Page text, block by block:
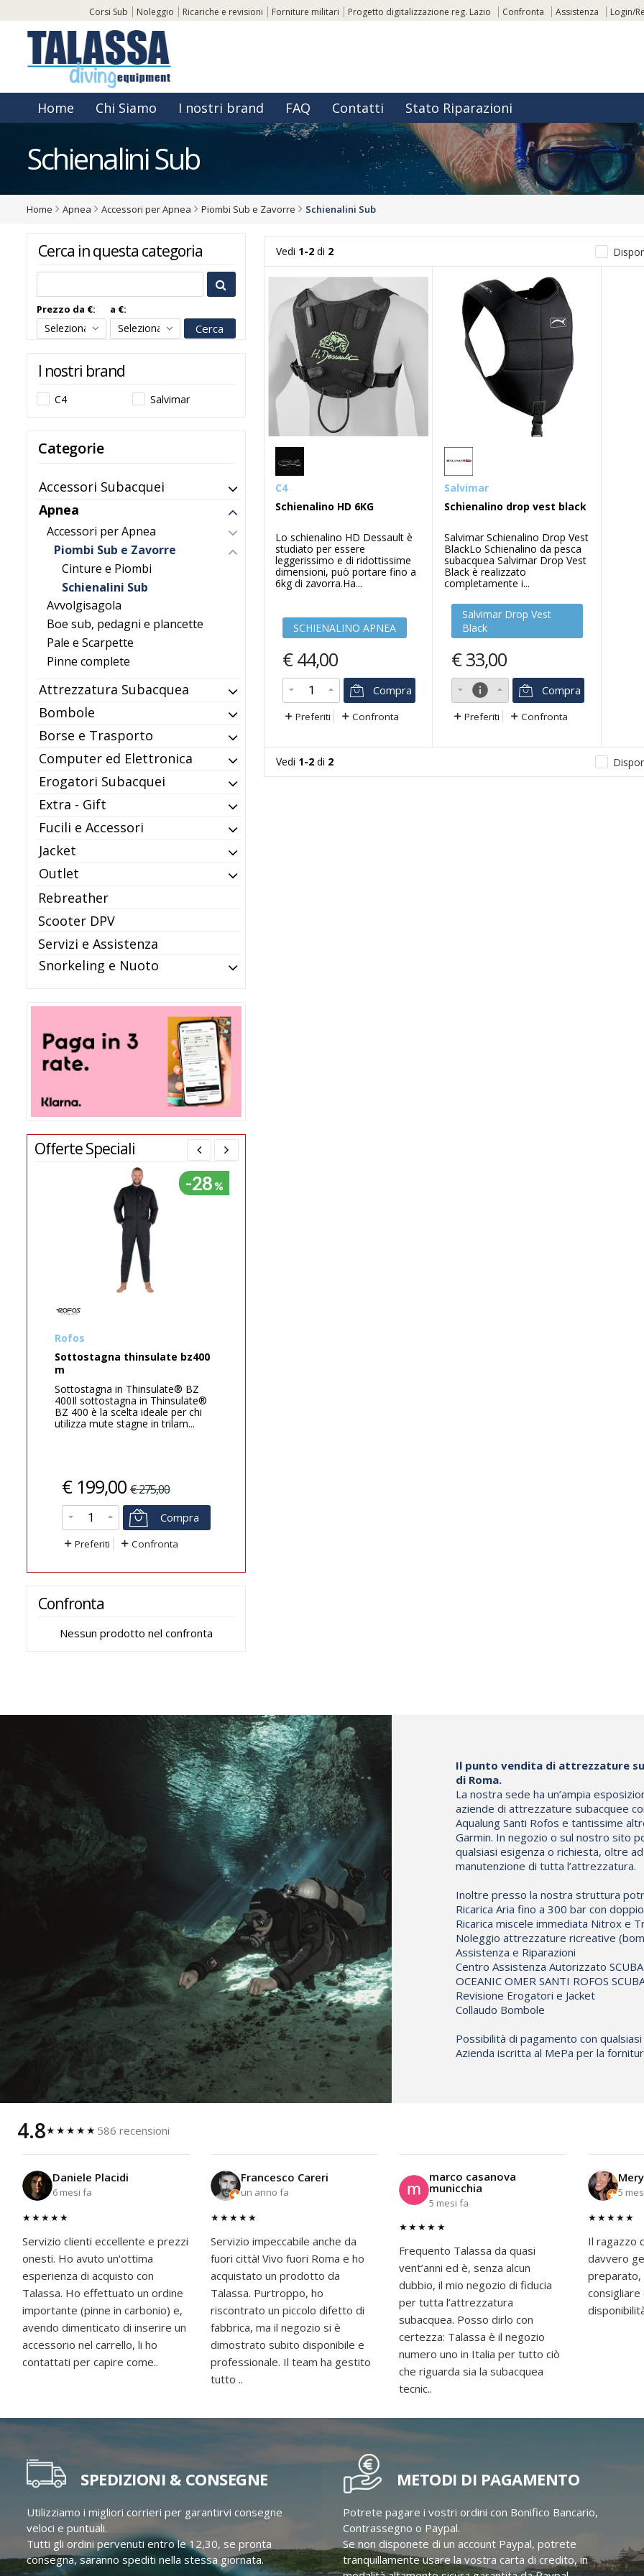
Corsi Sub Noleggio Ricariche e revisioni Forniture militari Progetto digitalizzazione reg. Lazio Confronta Assistenza
Login/
Home Chi Siamo I nostri brand FAQ Contatti Stato Riparazioni
Schienalini Sub
Home Apnea Accessori per Apnea Piombi Sub e Zavorre Schienalini Sub
Vedi 1-2 di 2
C4
Schienalino HD 6KG
Lo schienalino HD Dessault è
studiato per essere
leggerissimo e di ridottissime
dimensioni, può portare fino a
6kg di zavorra.Ha...
SCHIENALINO APNEA
€44,00
Compra
Preferiti Confronta
Salvimar
Schienalino drop vest black
Salvimar Schienalino Drop Vest
BlackLo Schienalino da pesca
subacquea Salvimar Drop Vest
Black è realizzato
completamente i...
Salvimar Drop Vest
Black
€ 33,00
info Compra
Preferiti Confronta
Vedi 1-2 di 2
Cerca in questa categoria
Prezzo da €: a €:
Cerca
I nostri brand
C4 Salvimar
Categorie
Accessori Subacquei
Apnea
Accessori per Apnea
Piombi Sub e Zavorre
Cinture e Piombi
Schienalini Sub
Avvolgisagola
Boe sub, pedagni e plancette
Pale e Scarpette
Pinne complete
Attrezzatura Subacquea
Bombole
Borse e Trasporto
Computer ed Elettronica
Erogatori Subacquei
Extra - Gift
Fucili e Accessori
Jacket
Outlet
Rebreather
Scooter DPV
Servizi e Assistenza
Snorkeling e Nuoto
Offerte Speciali
-67 %
Best
BORSELLO RETTANGOLARE
fondo bianco, 25x34x12 cm, l...
Il nostro borsello portaerogatore è
studiato per contenere
comodamente due erogatori
completi. I materiali utilizzati li
€ 12,00 € 36,00
Compra
Preferiti Confronta
Confronta
Nessun prodotto nel confronta
Il punto vendita di attrezzature
di Roma.
La nostra sede ha un’ampia
aziende di attrezzature subacquee
Aqualung Santi Rofos e tantissime
Garmin. In negozio o sul nostro sito
qualsiasi esigenza o richiesta, oltre
manutenzione di tutta l’attrezzatura.
Inoltre presso la nostra struttura
Ricarica Aria fino a 300 bar con
Ricarica miscele immediata Nitrox e
Noleggio attrezzature ricreative
Assistenza e Riparazioni
Centro Assistenza Autorizzato
OCEANIC OMER SANTI ROFOS
Revisione Erogatori e Jacket
Collaudo Bombole
Possibilità di pagamento con
Azienda iscritta al MePa per la
4.8★★★★★ 586 recensioni
Daniele Placidi
6 mesi fa
★★★★★
Servizio clienti eccellente e prezzi
onesti. Ho avuto un'ottima
esperienza di acquisto con
Talassa. Ho effettuato un ordine
importante (pinne in carbonio) e,
avendo dimenticato di inserire un
accessorio nel carrello, li ho
contattati per capire come..
Francesco Careri
un anno fa
★★★★★
Servizio impeccabile anche da
fuori città! Vivo fuori Roma e ho
acquistato un prodotto da
Talassa. Purtroppo, ho
riscontrato un piccolo difetto di
fabbrica, ma il negozio si è
dimostrato subito disponibile e
professionale. Il team ha gestito
tutto ..
marco casanova
municchia
5 mesi fa
★★★★★
Frequento Talassa da quasi
vent’anni ed è, senza alcun
dubbio, il mio negozio di fiducia
per tutta l’attrezzatura
subacquea. Posso dirlo con
certezza: Talassa è il negozio
numero uno in Italia per tutto ciò
che riguarda sia la subacquea
tecnic..
5
★★★★★
Il ragazzo
davvero
preparato,
SPEDIZIONI & CONSEGNE
Utilizziamo i migliori corrieri per garantirvi consegne
veloci e puntuali.
Tutti gli ordini pervenuti entro le 12,30, se pronta
consegna, saranno spediti nella stessa giornata.
METODI DI PAGAMENTO
Potrete pagare i vostri ordini con Bonifico Bancario,
Contrassegno o Paypal.
Se non disponete di un account Paypal, potrete
tranquillamente usare la vostra carta di credito, in